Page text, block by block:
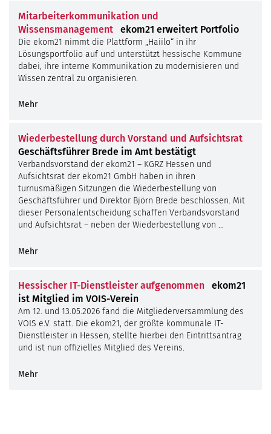
Mitarbeiterkommunikation und
Wissensmanagement
ekom21 erweitert Portfolio
Die ekom21 nimmt die Plattform „Haiilo“ in ihr
Lösungsportfolio auf und unterstützt hessische Kommune
dabei, ihre interne Kommunikation zu modernisieren und
Wissen zentral zu organisieren.
Mehr
Wiederbestellung durch Vorstand und Aufsichtsrat
Geschäftsführer Brede im Amt bestätigt
Verbandsvorstand der ekom21 – KGRZ Hessen und
Aufsichtsrat der ekom21 GmbH haben in ihren
turnusmäßigen Sitzungen die Wiederbestellung von
Geschäftsführer und Direktor Björn Brede beschlossen. Mit
dieser Personalentscheidung schaffen Verbandsvorstand
und Aufsichtsrat – neben der Wiederbestellung von …
Mehr
Hessischer IT-Dienstleister aufgenommen
ekom21
ist Mitglied im VOIS-Verein
Am 12. und 13.05.2026 fand die Mitgliederversammlung des
VOIS e.V. statt. Die ekom21, der größte kommunale IT-
Dienstleister in Hessen, stellte hierbei den Eintrittsantrag
und ist nun offizielles Mitglied des Vereins.
Mehr